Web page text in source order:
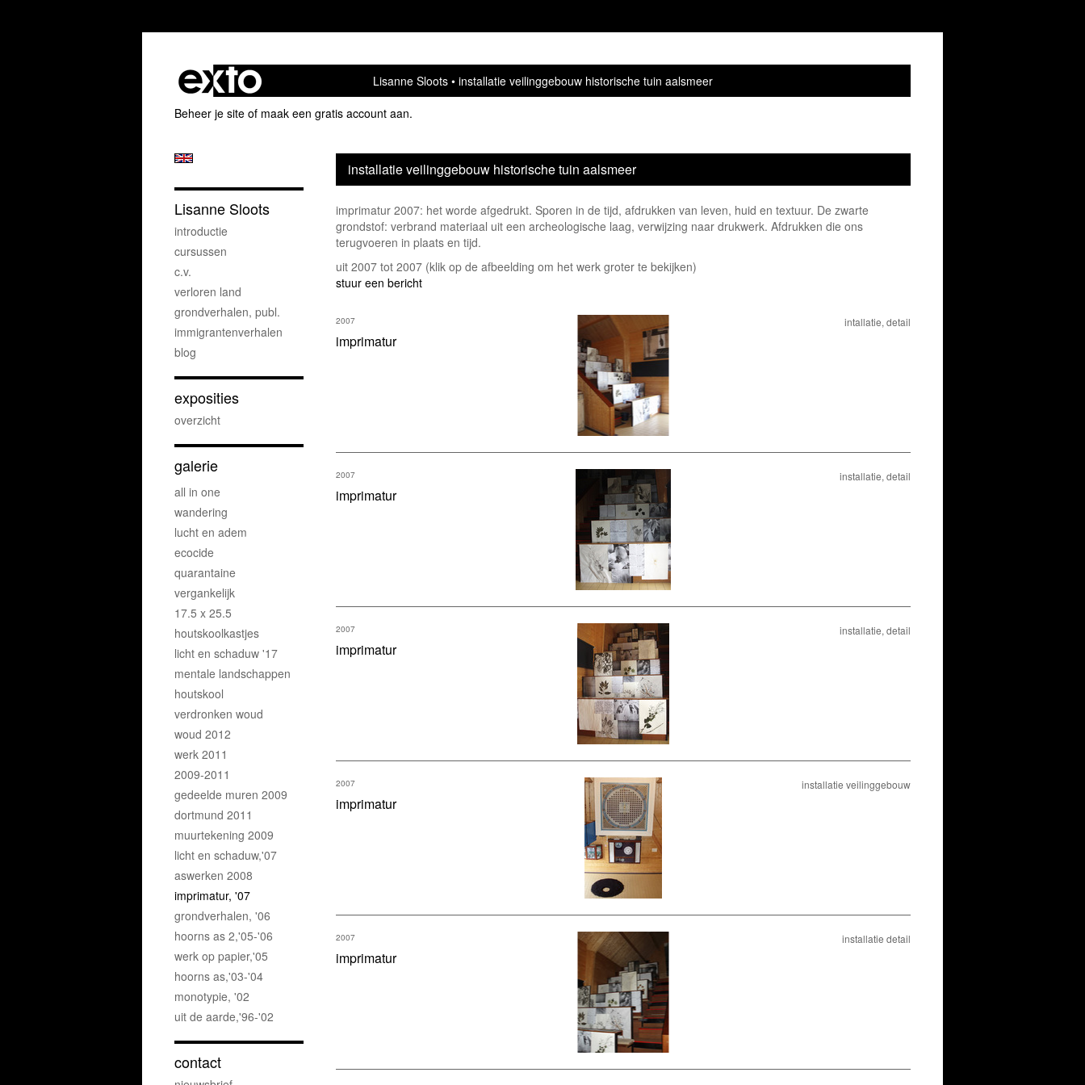
Lisanne Sloots
installatie veilinggebouw historische tuin aalsmeer
Beheer je site of maak een gratis account aan.
installatie veilinggebouw historische tuin aalsmeer
imprimatur 2007: het worde afgedrukt. Sporen in de tijd, afdrukken van leven, huid en textuur. De zwarte
grondstof: verbrand materiaal uit een archeologische laag, verwijzing naar drukwerk. Afdrukken die ons
terugvoeren in plaats en tijd.
uit 2007 tot 2007 (klik op de afbeelding om het werk groter te bekijken)
stuur een bericht
imprimatur
2007 intallatie, detail
imprimatur
2007 installatie, detail
imprimatur
2007 installatie, detail
imprimatur
2007 installatie veilinggebouw
imprimatur
2007 installatie detail
Lisanne Sloots
introductie
cursussen
c.v.
verloren land
grondverhalen, publ.
immigrantenverhalen
blog
exposities
overzicht
galerie
all in one
wandering
lucht en adem
ecocide
quarantaine
vergankelijk
17.5 x 25.5
houtskoolkastjes
licht en schaduw '17
mentale landschappen
houtskool
verdronken woud
woud 2012
werk 2011
2009-2011
gedeelde muren 2009
dortmund 2011
muurtekening 2009
licht en schaduw,'07
aswerken 2008
imprimatur, '07
grondverhalen, '06
hoorns as 2,'05-'06
werk op papier,'05
hoorns as,'03-'04
monotypie, '02
uit de aarde,'96-'02
contact